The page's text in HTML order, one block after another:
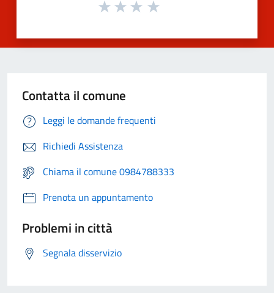
Contatta il comune
Leggi le domande frequenti
Richiedi Assistenza
Chiama il comune 0984788333
Prenota un appuntamento
Problemi in città
Segnala disservizio